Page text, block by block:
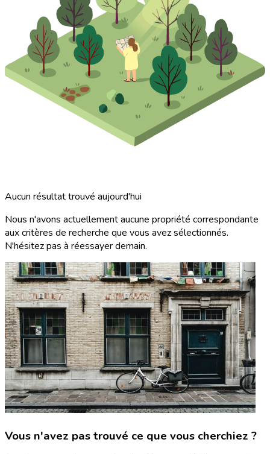
Aucun résultat trouvé aujourd'hui
Nous n'avons actuellement aucune propriété correspondante
aux critères de recherche que vous avez sélectionnés.
N'hésitez pas à réessayer demain.
Vous n'avez pas trouvé ce que vous cherchiez ?